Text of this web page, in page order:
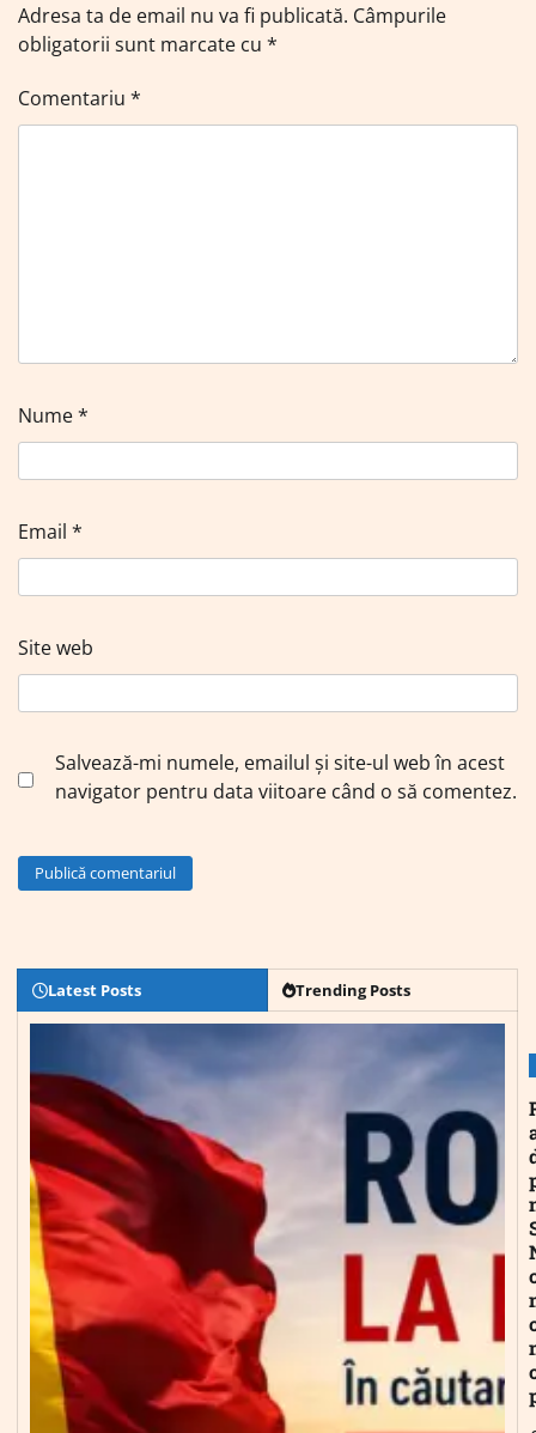
Adresa ta de email nu va fi publicată. Câmpurile
obligatorii sunt marcate cu *
Comentariu *
Nume*
Email *
Site web
Salvează-mi numele, emailul și site-ul web în acest
navigator pentru data viitoare când o să comentez.
Latest Posts Trending Posts